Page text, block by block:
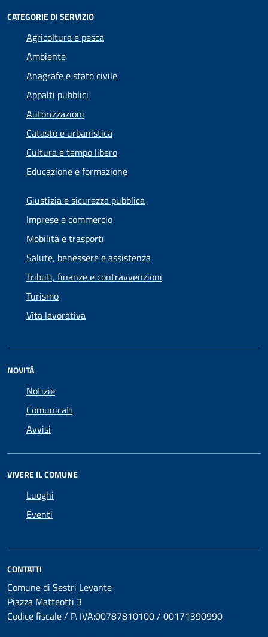
CATEGORIE DI SERVIZIO
Agricoltura e pesca
Ambiente
Anagrafe e stato civile
Appalti pubblici
Autorizzazioni
Catasto e urbanistica
Cultura e tempo libero
Educazione e formazione
Giustizia e sicurezza pubblica
Imprese e commercio
Mobilità e trasporti
Salute, benessere e assistenza
Tributi, finanze e contravvenzioni
Turismo
Vita lavorativa
NOVITÀ
Notizie
Comunicati
Avvisi
VIVERE IL COMUNE
Luoghi
Eventi
CONTATTI
Comune di Sestri Levante
Piazza Matteotti 3
Codice fiscale / P. IVA:00787810100 / 00171390990